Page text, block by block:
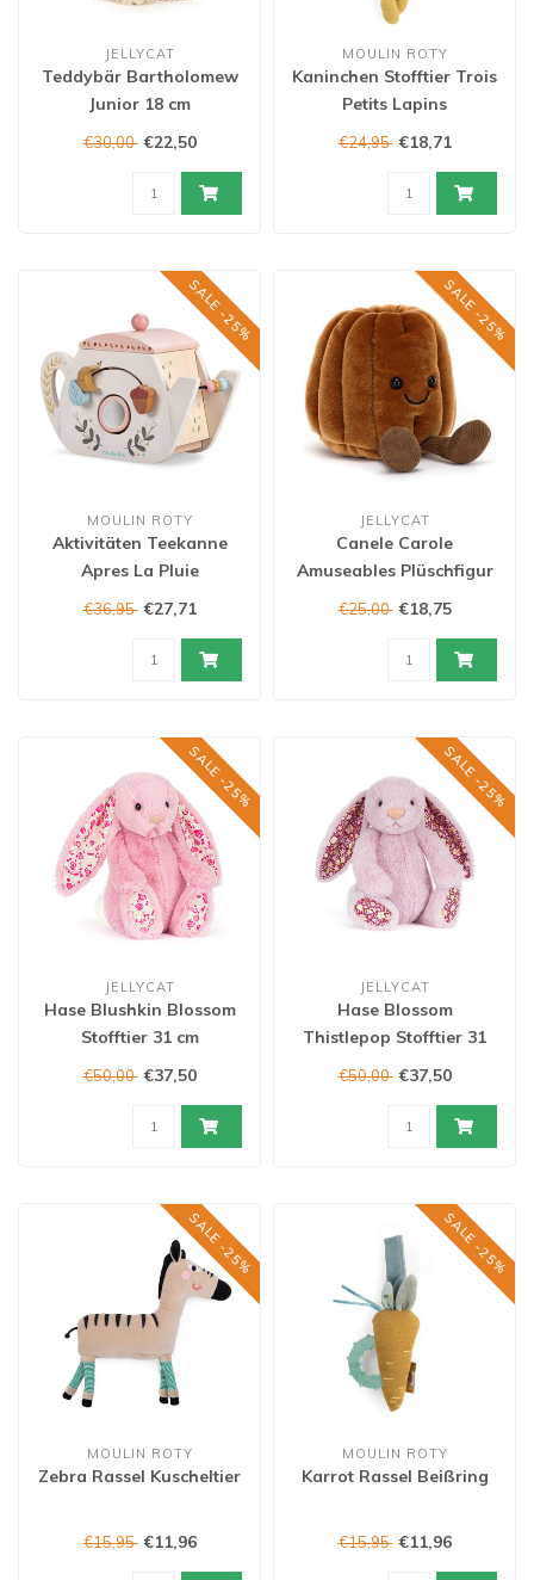
JELLYCAT
Teddybär Bartholomew
Junior 18 cm
€30,00 €22,50
MOULIN ROTY
Kaninchen Stofftier Trois
Petits Lapins
€24,95 €18,71
SALE -25%
MOULIN ROTY
Aktivitäten Teekanne
Apres La Pluie
€36,95 €27,71
SALE -25%
JELLYCAT
Canele Carole
Amuseables Plüschfigur
€25,00 €18,75
SALE -25%
JELLYCAT
Hase Blushkin Blossom
Stofftier 31 cm
€50,00 €37,50
SALE -25%
JELLYCAT
Hase Blossom
Thistlepop Stofftier 31
cm
€50,00 €37,50
SALE -25%
MOULIN ROTY
Zebra Rassel Kuscheltier
€15,95 €11,96
SALE -25%
MOULIN ROTY
Karrot Rassel Beißring
€15,95 €11,96